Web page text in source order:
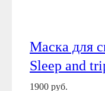
Маска для
Sleep and
1900 руб.